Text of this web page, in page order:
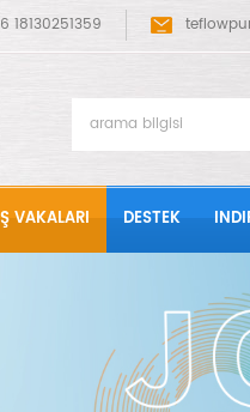
18130251359
VAKALARI DESTEK